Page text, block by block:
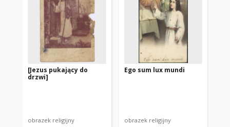
[Jezus pukający do
drzwi]
obrazek religijny
Ego sum lux mundi
obrazek religijny